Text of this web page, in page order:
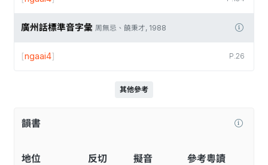
廣州話標準音字彙 周無忌、饒秉才, 1988
P.26
[ngaai4]
其他參考
韻書
地位 反切 擬音 參考粵讀